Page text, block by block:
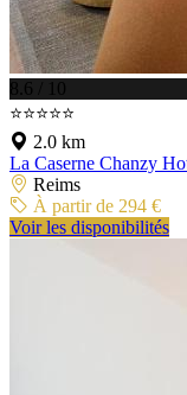
8.6 / 10
⭐⭐⭐⭐⭐
2.0 km
La Caserne Chanzy
Reims
À partir de 294 €
Voir les disponibilités